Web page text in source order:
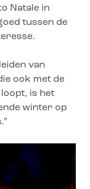
Natale in
tussen de
van
ook met de
is het
winter op